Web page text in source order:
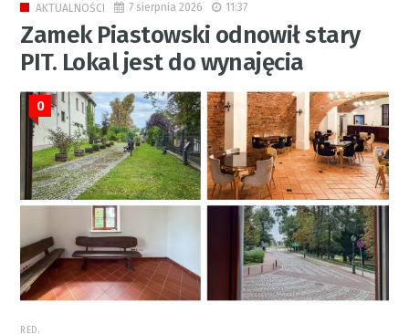
AKTUALNOŚCI 7 sierpnia 2026 11:37
Zamek Piastowski odnowił stary
PIT. Lokal jest do wynajęcia
0
RED.